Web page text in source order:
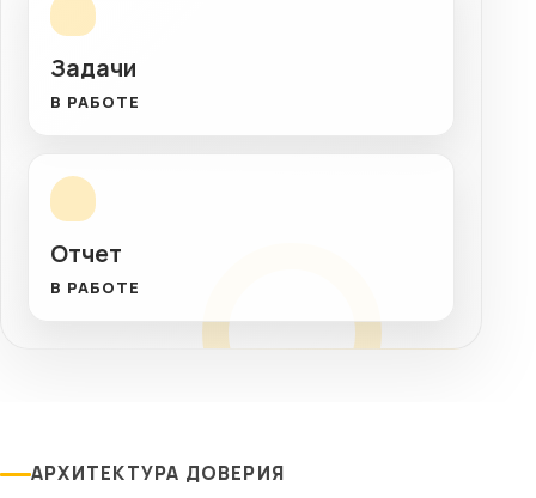
Задачи
В РАБОТЕ
Отчет
В РАБОТЕ
АРХИТЕКТУРА ДОВЕРИЯ